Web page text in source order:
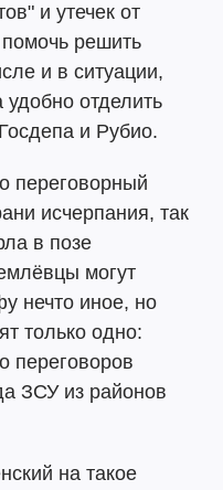
и утечек от
решить
и в ситуации,
отделить
и Рубио.
переговорный
исчерпания, так
в позе
могут
нечто иное, но
только одно:
переговоров
ЗСУ из районов
на такое